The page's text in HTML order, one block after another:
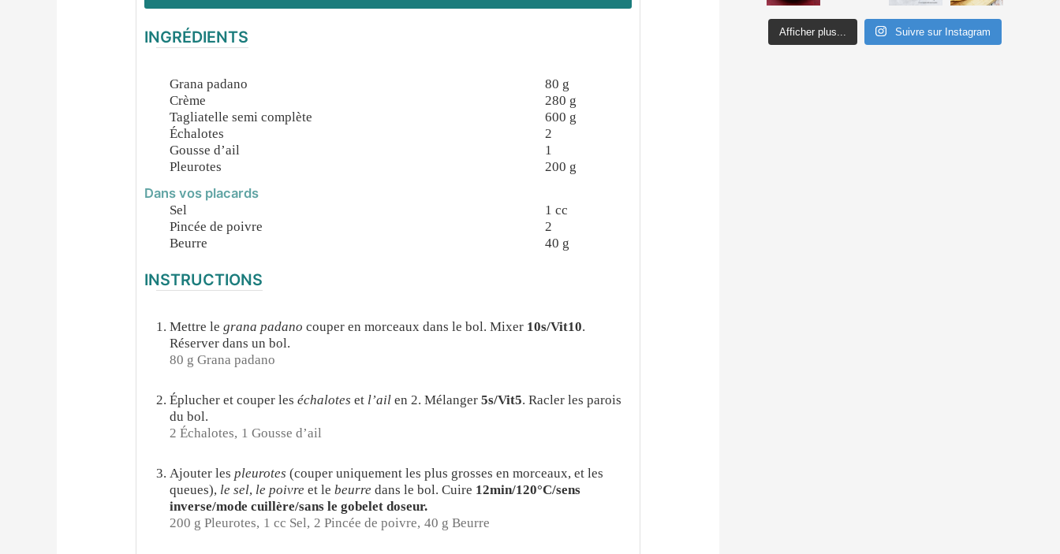
INGRÉDIENTS
Grana padano 80 g
Crème
280 g
Tagliatelle semi complète
600 g
Échalotes
2
Gousse d’ail
1
Pleurotes
200 g
Dans vos placards
Sel 1 cc
Pincée de poivre
2
Beurre
40 g
INSTRUCTIONS
Mettre legrana padano couper en morceaux dans le bol. Mixer 10s/Vit10.
Réserver dans un bol.
80 g Grana padano
Éplucher et couper leséchalotes et l’ail en 2. Mélanger5s/Vit5. Racler les parois
du bol.
2 Échalotes, 1 Gousse d’ail
Ajouter les pleurotes (couper uniquement les plus grosses en morceaux, et les
queues), le sel, le poivreet le beurre dans le bol. Cuire 12min/120°C/sens
inverse/mode cuillère/sans le gobelet doseur.
200 g Pleurotes, 1 cc Sel, 2 Pincée de poivre, 40 g Beurre
Afficher plus... Suivre sur Instagram